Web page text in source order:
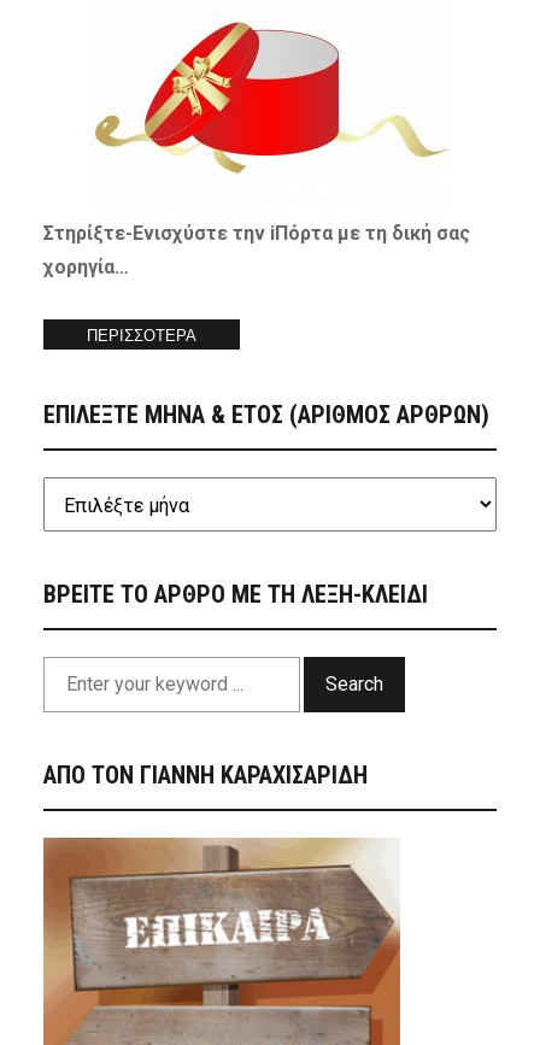
Στηρίξτε-Ενισχύστετην iΠόρτα με τη δική σας
χορηγία…
ΠΕΡΙΣΣΟΤΕΡΑ
ΕΠΙΛΕΞΤΕ ΜΗΝΑ & ΕΤΟΣ (ΑΡΙΘΜΟΣ ΑΡΘΡΩΝ)
ΒΡΕΙΤΕ ΤΟ ΑΡΘΡΟ ΜΕ ΤΗ ΛΕΞΗ-ΚΛΕΙΔΙ
Search
ΑΠΟ ΤΟΝ ΓΙΑΝΝΗ ΚΑΡΑΧΙΣΑΡΙΔΗ